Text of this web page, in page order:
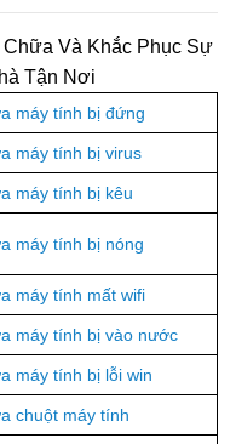
Và Khắc Phục Sự
Tận Nơi
máy tính bị đứng
máy tính bị virus
máy tính bị kêu
máy tính bị nóng
máy tính mất wifi
máy tính bị vào nước
máy tính bị lỗi win
chuột máy tính